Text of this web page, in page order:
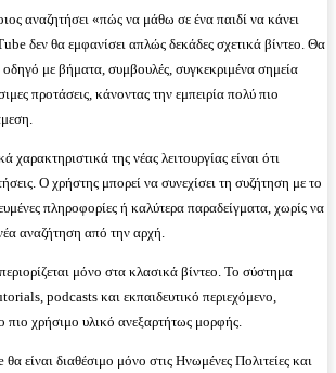
αναζητήσει «πώς να μάθω σε ένα παιδί να κάνει
δεν θα εμφανίσει απλώς δεκάδες σχετικά βίντεο. Θα
με βήματα, συμβουλές, συγκεκριμένα σημεία
προτάσεις, κάνοντας την εμπειρία πολύ πιο
της νέας λειτουργίας είναι ότι
Ο χρήστης μπορεί να συνεχίσει τη συζήτηση με το
πληροφορίες ή καλύτερα παραδείγματα, χωρίς να
αναζήτηση από την αρχή.
μόνο στα κλασικά βίντεο. Το σύστημα
podcasts και εκπαιδευτικό περιεχόμενο,
πιο χρήσιμο υλικό ανεξαρτήτως μορφής.
είναι διαθέσιμο μόνο στις Ηνωμένες Πολιτείες και